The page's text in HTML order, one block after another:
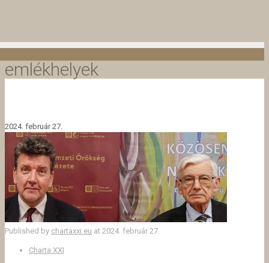
emlékhelyek
2024. február 27.
Published by chartaxxi.eu at 2024. február 27.
Charta XXI